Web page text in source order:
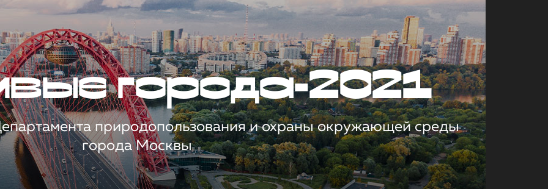
города-2021
природопользования и охраны окружающей среды
города Москвы